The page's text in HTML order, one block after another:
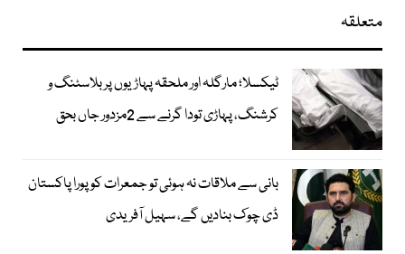
متعلقہ
ٹیکسلا؛ مارگلہ اور ملحقہ پہاڑیوں پر بلاسٹنگ و
کرشنگ، پہاڑی تودا گرنے سے 2مزدور جاں بحق
بانی سے ملاقات نہ ہوئی تو جمعرات کو پورا پاکستان
ڈی چوک بنادیں گے، سہیل آفریدی